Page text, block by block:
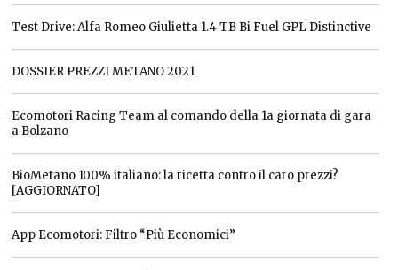
Test Drive: Alfa Romeo Giulietta 1.4 TB Bi Fuel GPL Distinctive
DOSSIER PREZZI METANO 2021
Ecomotori Racing Team al comando della 1a giornata di gara
a Bolzano
BioMetano 100% italiano: la ricetta contro il caro prezzi?
[AGGIORNATO]
App Ecomotori: Filtro “Più Economici”